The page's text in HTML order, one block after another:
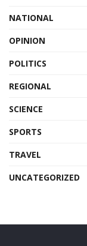
NATIONAL
OPINION
POLITICS
REGIONAL
SCIENCE
SPORTS
TRAVEL
UNCATEGORIZED